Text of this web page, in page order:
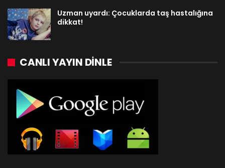
Uzman uyardı: Çocuklarda taş hastalığına
dikkat!
CANLI YAYIN DINLE